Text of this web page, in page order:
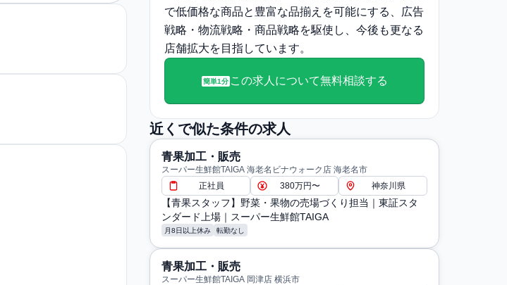
で低価格な商品と豊富な品揃えを可能にする、広告
戦略・物流戦略・商品戦略を駆使し、今後も更なる
店舗拡大を目指しています。
簡単1分この求人について無料相談する
近くで似た条件の求人
青果加工・販売
スーパー生鮮館TAIGA 海老名ビナウォーク店 海老名市
正社員
380万円〜 神奈川県
【青果スタッフ】野菜・果物の売場づくり担当｜東証スタ
ンダード上場｜スーパー生鮮館TAIGA
月8日以上休み 転勤なし
青果加工・販売
スーパー生鮮館TAIGA 岡津店 横浜市